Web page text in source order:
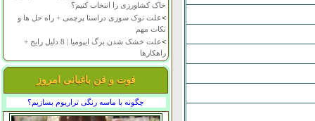
خاک کشاورزی را انتخاب کنیم؟
>علت نوک سوزی دراسنا پرچمی + راه حل ها و
نکات مهم
>
علت خشک شدن برگ ایپومیا | 8 دلیل رایج +
راهکارها
فوت و فن باغبانی امروز
چگونه با ماسه رنگی تراریوم بسازیم؟